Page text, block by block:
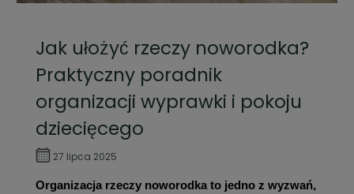
Jak ułożyć rzeczy noworodka?
Praktyczny poradnik
organizacji wyprawki i pokoju
dziecięcego
27 lipca 2025
Organizacja rzeczy noworodka to jedno z wyzwań,